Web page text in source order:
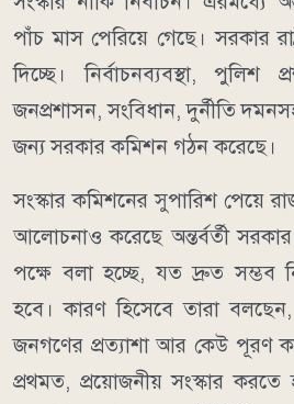
পাঁচ মাস পেরিয়ে গেছে। সরকার
দিচ্ছে। নির্বাচনব্যবস্থা, পুলিশ
জনপ্রশাসন, সংবিধান, দুর্নীতি
জন্য সরকার কমিশন গঠন করেছে।
সংস্কার কমিশনের সুপারিশ পেয়ে
আলোচনাও করেছে অন্তর্বর্তী
পক্ষে বলা হচ্ছে, যত দ্রুত সম্ভব
হবে। কারণ হিসেবে তারা বলছেন,
জনগণের প্রত্যাশা আর কেউ পূরণ
প্রথমত, প্রয়োজনীয় সংস্কার করতে